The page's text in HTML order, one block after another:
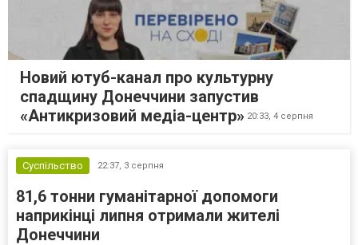
Новий ютуб-канал про культурну
спадщину Донеччини запустив
«Антикризовий медіа-центр» 20:33, 4 серпня
Суспільство 22:37, 3 серпня
81,6 тонни гуманітарної допомоги
наприкінці липня отримали жителі
Донеччини